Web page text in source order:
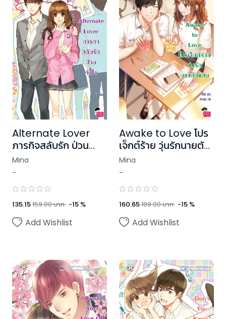
Alternate Lover
ภารกิจสลับรัก ป่วน
หัวใจ
Mina
-
135.15159.00บาท -15 %
Add Wishlist
Awake to Love โปร
เจ็กต์ร้าย วุ่นรักนายตัว
แสบ
Mina
-
160.65189.00บาท -15 %
Add Wishlist